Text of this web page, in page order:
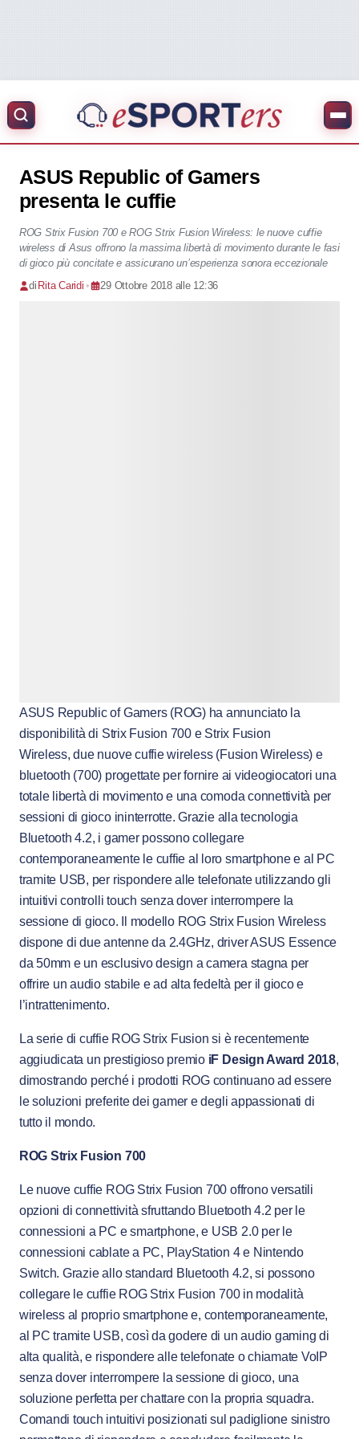
ASUS Republic of Gamers
presenta le cuffie
ROG Strix Fusion 700 e ROG Strix Fusion Wireless: le nuove cuffie
wireless di Asus offrono la massima libertà di movimento durante le fasi
di gioco più concitate e assicurano un’esperienza sonora eccezionale
di Rita Caridi • 29 Ottobre 2018 alle 12:36
ASUS Republic of Gamers (ROG) ha annunciato la
disponibilità di Strix Fusion 700 e Strix Fusion
Wireless, due nuove cuffie wireless (Fusion Wireless) e
bluetooth (700) progettate per fornire ai videogiocatori una
totale libertà di movimento e una comoda connettività per
sessioni di gioco ininterrotte. Grazie alla tecnologia
Bluetooth 4.2, i gamer possono collegare
contemporaneamente le cuffie al loro smartphone e al PC
tramite USB, per rispondere alle telefonate utilizzando gli
intuitivi controlli touch senza dover interrompere la
sessione di gioco. Il modello ROG Strix Fusion Wireless
dispone di due antenne da 2.4GHz, driver ASUS Essence
da 50mm e un esclusivo design a camera stagna per
offrire un audio stabile e ad alta fedeltà per il gioco e
l’intrattenimento.
La serie di cuffie ROG Strix Fusion si è recentemente
aggiudicata un prestigioso premio iF Design Award 2018,
dimostrando perché i prodotti ROG continuano ad essere
le soluzioni preferite dei gamer e degli appassionati di
tutto il mondo.
ROG Strix Fusion 700
Le nuove cuffie ROG Strix Fusion 700 offrono versatili
opzioni di connettività sfruttando Bluetooth 4.2 per le
connessioni a PC e smartphone, e USB 2.0 per le
connessioni cablate a PC, PlayStation 4 e Nintendo
Switch. Grazie allo standard Bluetooth 4.2, si possono
collegare le cuffie ROG Strix Fusion 700 in modalità
wireless al proprio smartphone e, contemporaneamente,
al PC tramite USB, così da godere di un audio gaming di
alta qualità, e rispondere alle telefonate o chiamate VoIP
senza dover interrompere la sessione di gioco, una
soluzione perfetta per chattare con la propria squadra.
Comandi touch intuitivi posizionati sul padiglione sinistro